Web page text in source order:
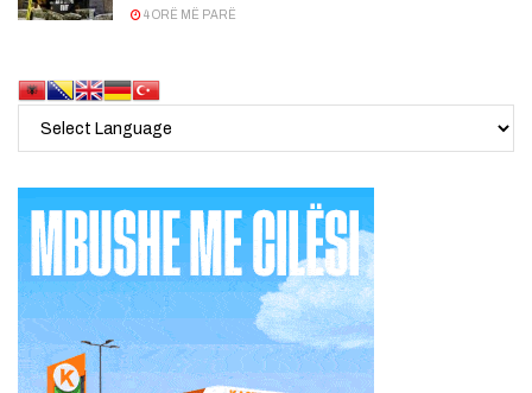
4 ORË MË PARË